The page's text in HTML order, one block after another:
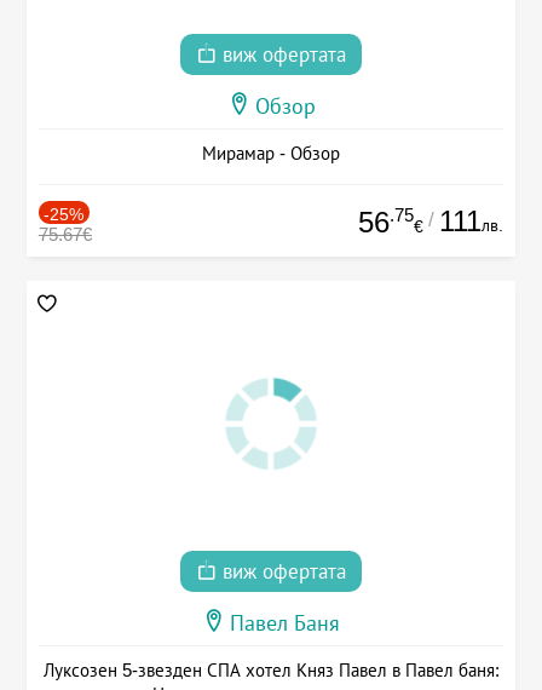
виж офертата
Обзор
Мирамар - Обзор
-25%
75.67€ 56.75
€ / 111лв.
виж офертата
Павел Баня
Луксозен 5-звезден СПА хотел Княз Павел в Павел баня: